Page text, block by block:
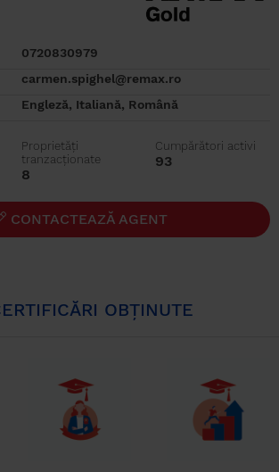
0720830979
carmen.spighel@remax.ro
Engleză, Italiană, Română
Proprietăți
tranzacționate
8
Cumpărători activi
93
CONTACTEAZĂ AGENT
OBȚINUTE